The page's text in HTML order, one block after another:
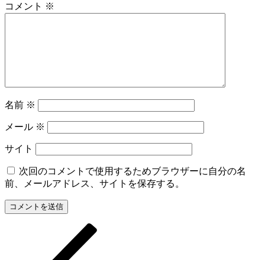
コメント ※
名前 ※
メール ※
サイト
次回のコメントで使用するためブラウザーに自分の名
前、メールアドレス、サイトを保存する。